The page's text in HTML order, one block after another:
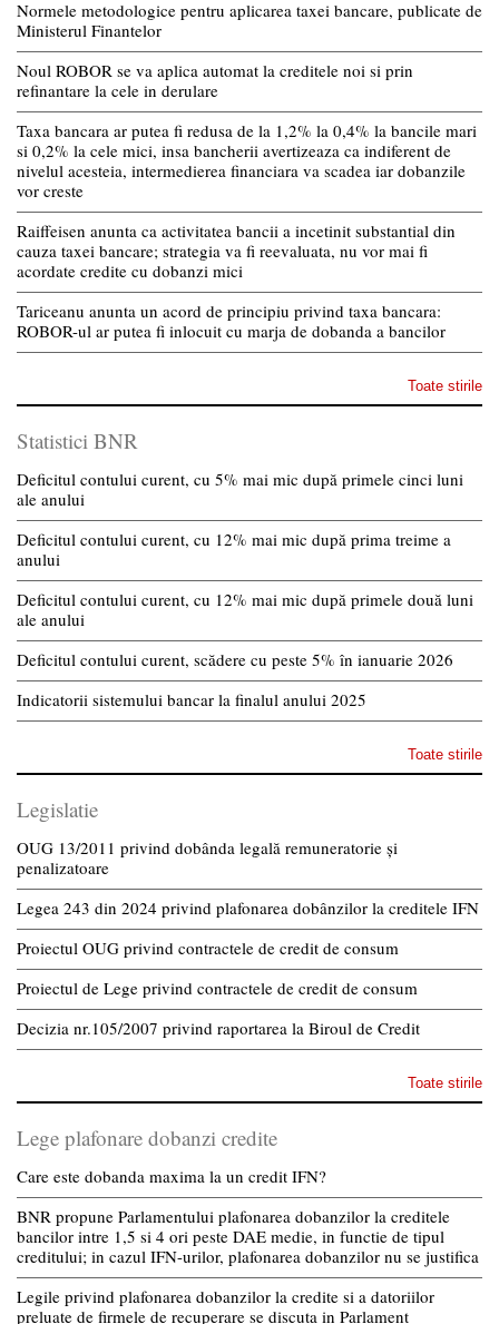
Normele metodologice pentru aplicarea taxei bancare, publicate de
Ministerul Finantelor
Noul ROBOR se va aplica automat la creditele noi si prin
refinantare la cele in derulare
Taxa bancara ar putea fi redusa de la 1,2% la 0,4% la bancile mari
si 0,2% la cele mici, insa bancherii avertizeaza ca indiferent de
nivelul acesteia, intermedierea financiara va scadea iar dobanzile
vor creste
Raiffeisen anunta ca activitatea bancii a incetinit substantial din
cauza taxei bancare; strategia va fi reevaluata, nu vor mai fi
acordate credite cu dobanzi mici
Tariceanu anunta un acord de principiu privind taxa bancara:
ROBOR-ul ar putea fi inlocuit cu marja de dobanda a bancilor
Toate stirile
Statistici BNR
Deficitul contului curent, cu 5% mai mic după primele cinci luni
ale anului
Deficitul contului curent, cu 12% mai mic după prima treime a
anului
Deficitul contului curent, cu 12% mai mic după primele două luni
ale anului
Deficitul contului curent, scădere cu peste 5% în ianuarie 2026
Indicatorii sistemului bancar la finalul anului 2025
Toate stirile
Legislatie
OUG 13/2011 privind dobânda legală remuneratorie și
penalizatoare
Legea 243 din 2024 privind plafonarea dobânzilor la creditele IFN
Proiectul OUG privind contractele de credit de consum
Proiectul de Lege privind contractele de credit de consum
Decizia nr.105/2007 privind raportarea la Biroul de Credit
Toate stirile
Lege plafonare dobanzi credite
Care este dobanda maxima la un credit IFN?
BNR propune Parlamentului plafonarea dobanzilor la creditele
bancilor intre 1,5 si 4 ori peste DAE medie, in functie de tipul
creditului; in cazul IFN-urilor, plafonarea dobanzilor nu se justifica
Legile privind plafonarea dobanzilor la credite si a datoriilor
preluate de firmele de recuperare se discuta in Parlament